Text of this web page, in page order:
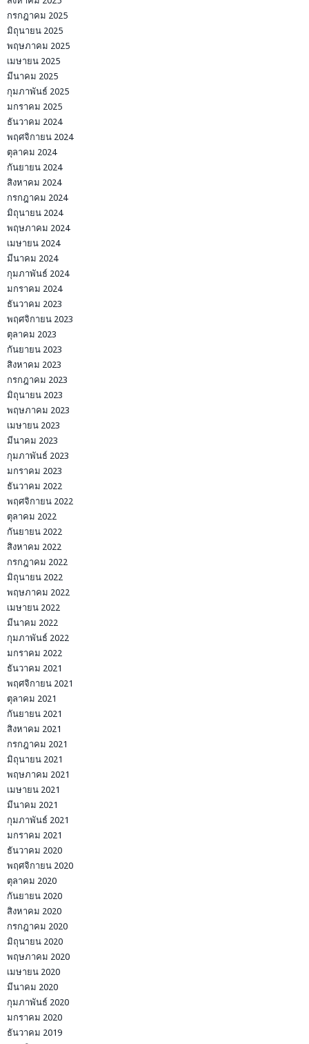
กรกฎาคม 2025
มิถุนายน 2025
พฤษภาคม 2025
เมษายน 2025
มีนาคม 2025
กุมภาพันธ์ 2025
มกราคม 2025
ธันวาคม 2024
พฤศจิกายน 2024
ตุลาคม 2024
กันยายน 2024
สิงหาคม 2024
กรกฎาคม 2024
มิถุนายน 2024
พฤษภาคม 2024
เมษายน 2024
มีนาคม 2024
กุมภาพันธ์ 2024
มกราคม 2024
ธันวาคม 2023
พฤศจิกายน 2023
ตุลาคม 2023
กันยายน 2023
สิงหาคม 2023
กรกฎาคม 2023
มิถุนายน 2023
พฤษภาคม 2023
เมษายน 2023
มีนาคม 2023
กุมภาพันธ์ 2023
มกราคม 2023
ธันวาคม 2022
พฤศจิกายน 2022
ตุลาคม 2022
กันยายน 2022
สิงหาคม 2022
กรกฎาคม 2022
มิถุนายน 2022
พฤษภาคม 2022
เมษายน 2022
มีนาคม 2022
กุมภาพันธ์ 2022
มกราคม 2022
ธันวาคม 2021
พฤศจิกายน 2021
ตุลาคม 2021
กันยายน 2021
สิงหาคม 2021
กรกฎาคม 2021
มิถุนายน 2021
พฤษภาคม 2021
เมษายน 2021
มีนาคม 2021
กุมภาพันธ์ 2021
มกราคม 2021
ธันวาคม 2020
พฤศจิกายน 2020
ตุลาคม 2020
กันยายน 2020
สิงหาคม 2020
กรกฎาคม 2020
มิถุนายน 2020
พฤษภาคม 2020
เมษายน 2020
มีนาคม 2020
กุมภาพันธ์ 2020
มกราคม 2020
ธันวาคม 2019